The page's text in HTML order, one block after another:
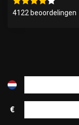
Keuze van onze
4122 beoordelingen
€